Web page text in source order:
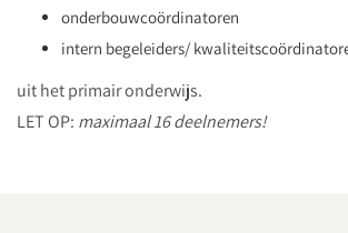
onderbouwcoördinatoren
intern begeleiders/
uit het primair onderwijs.
LET OP: maximaal 16 deelnemers!